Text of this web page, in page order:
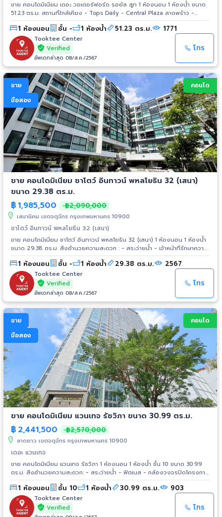
ขาย คอนโดมิเนียม เดอะ วอเตอร์ฟอร์ด รอยัล สูท 1 ห้องนอน 1 ห้องน้ำ ขนาด
51.23 ตร.ม. สถานที่ใกล้เคียง - Tops Daily - Central Plaza ลาดพร้าว -
Union Mall - Lotus’s ลาดพร้าว - Major Cineplex รัชโยธิน - รร.หอวัง -
รร.ช่างฝีมือทหาร - ม.เกษตรศาสตร์ - ม.ศรีปทุม - รพ.วิภาวดี - รพ.เปาโล
เกษตร
1 ห้องนอน ชั้น - 1 ห้องน้ำ 51.23 ตร.ม. 1771
Tooktee Center
Verified
อัพเดทล่าสุด 08/ส.ค./2567
โทร
ขาย
มือสอง
คอนโด
ขาย คอนโดมิเนียม ชาโตว์ อินทาวน์ พหลโยธิน 32 (เสนา)
ขนาด 29.38 ตร.ม.
฿1,985,500 ฿2,090,000
เสนานิคม เขตจตุจักร กรุงเทพมหานคร 10900
ชาโตว์ อินทาวน์ พหลโยธิน 32 (เสนา)
ขาย คอนโดมิเนียม ชาโตว์ อินทาวน์ พหลโยธิน 32 (เสนา) 1 ห้องนอน 1 ห้องน้ำ
ขนาด 29.38 ตร.ม. สิ่งอำนวยความสะดวก : - สระว่ายน้ำ - เจ้าหน้าที่รักษาความ
ปลอดภัย - กล้องวงจรปิด - ประตู Key Card - สวนหย่อม สถานที่สำคัญใกล้
เคียง : - ห้างสรรพสินค้าเซ็นทรัลลาดพร้าว - เมเจอร์รัชโยธิน - ยูเนี่ยนมอลล์ -
สวนจตุจักร - มหาวิทยาลัยเกษตรศาสตร์ - มหาวิทยาลัยศรีปทุม - มหาวิทยาลัย
เซนต์จอห์น - โรงพยาบาลวิภาวดี - SCB Park - ตึกช้าง - ศาลอาญา
1 ห้องนอน ชั้น - 1 ห้องน้ำ 29.38 ตร.ม. 2567
Tooktee Center
Verified
อัพเดทล่าสุด 08/ส.ค./2567
โทร
ขาย
มือสอง
คอนโด
ขาย คอนโดมิเนียม แวนเทจ รัชวิภา ขนาด 30.99 ตร.ม.
฿ 2,441,500 ฿2,570,000
ลาดยาว เขตจตุจักร กรุงเทพมหานคร 10900
เดอะ แวนเทจ
ขาย คอนโดมิเนียม แวนเทจ รัชวิภา 1 ห้องนอน 1 ห้องน้ำ ชั้น 10 ขนาด 30.99
ตร.ม. สิ่งอำนวยความสะดวก: - สระว่ายน้ำ - ฟิตเนส - กล้องวงจรปิดโครงการ
- ประตู Key Card - สวนหย่อม - ระบบเตือนภัยและระบบตรวจสอบการเปิด-
ปิดประตูทุกตัว สถานที่สำคัญใกล้เคียง : - เมเจอร์ รัชโยธิน - SCB Park -
เซ็นทรัลลาดพร้าว - สวนจตุจักร - โรงพยาบาลวิภาวดี
1 ห้องนอน ชั้น 10 1 ห้องน้ำ 30.99 ตร.ม. 903
Tooktee Center
Verified
โทร